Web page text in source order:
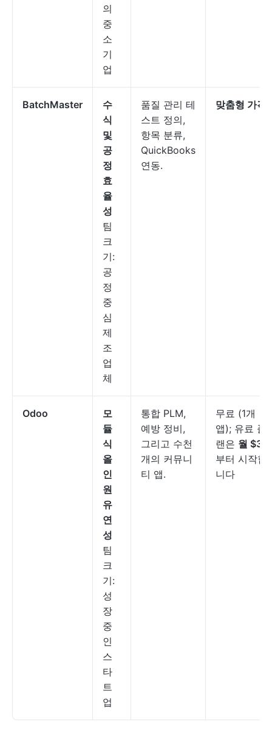
의
중
소
기
업
BatchMaster
수
식
및
공
정
효
율
성
팀
크
기:
공
정
중
심
제
조
업
체
품질 관리 테
스트 정의,
항목 분류,
QuickBooks
연동.
맞춤형 가격
Odoo
모
듈
식
올
인
원
유
연
성
팀
크
기:
성
장
중
인
스
타
트
업
통합 PLM,
예방 정비,
그리고 수천
개의 커뮤니
티 앱.
무료 (1개
앱); 유료 플
랜은 월 $31
부터 시작합
니다